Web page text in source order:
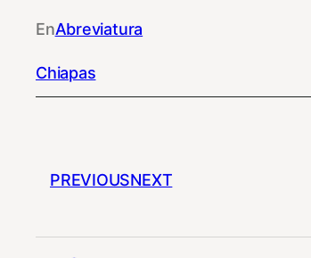
EnAbreviatura
Chiapas
PREVIOUSNEXT